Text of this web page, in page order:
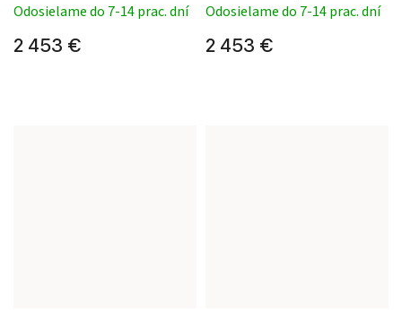
Odosielame do 7-14 prac. dní
2 453 €
Odosielame do 7-14 prac. dní
2 453 €